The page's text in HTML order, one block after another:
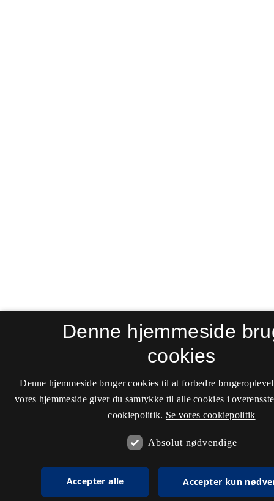
Denne hjemmeside
cookies
Denne hjemmeside bruger cookies til at forbedre
vores hjemmeside giver du samtykke til alle cookies i
cookiepolitik. Se vores cookiepolitik
Absolut nødvendige
Accepter alle Accepter kun